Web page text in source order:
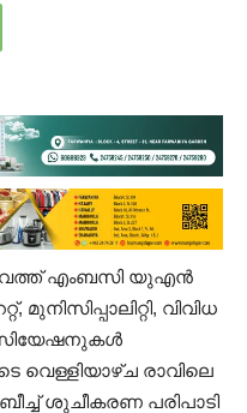
എംബസി യുഎൻ
വിവിധ
രാവിലെ
ശുചീകരണ പരിപാടി